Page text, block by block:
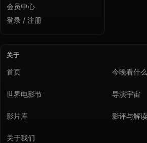
会员中心
登录 / 注册
关于
首页 今晚看什么
世界电影节 导演宇宙
影片库 影评与解读
关于我们